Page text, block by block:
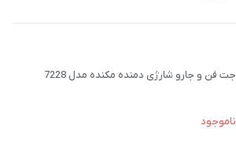
جت فن و جارو شارژی دمنده مکنده مدل 7228
ناموجود